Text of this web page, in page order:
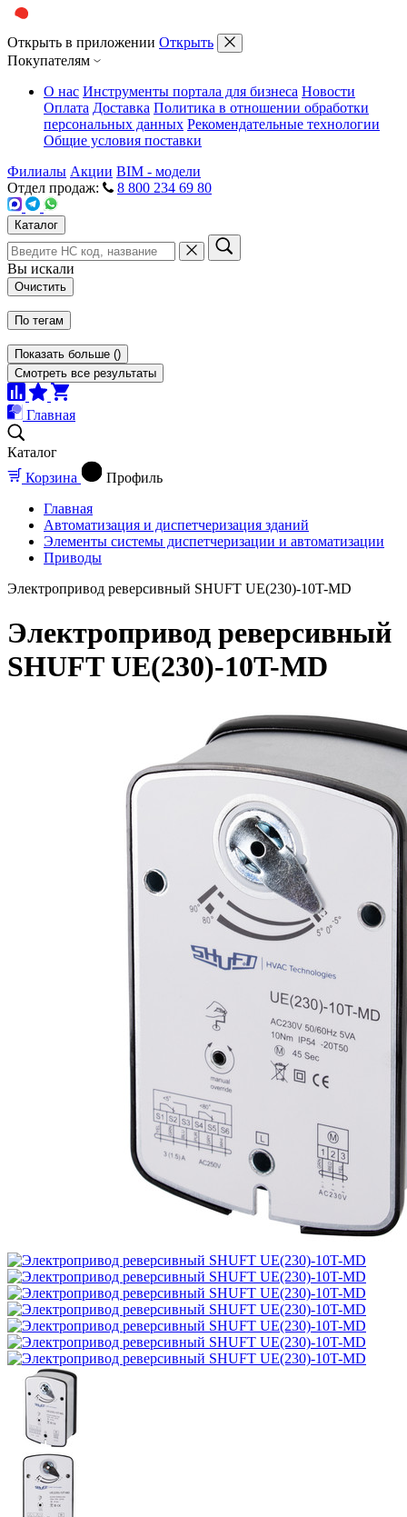
Открыть в приложении Открыть
Покупателям
О нас Инструменты портала для бизнеса Новости
Оплата Доставка Политика в отношении обработки
персональных данных Рекомендательные технологии
Общие условия поставки
Филиалы Акции BIM - модели
Отдел продаж:
8 800 234 69 80
Каталог
Вы искали
Очистить
По тегам
Показать больше ()
Смотреть все результаты
Главная
Каталог
Корзина
Профиль
Главная
Автоматизация и диспетчеризация зданий
Элементы системы диспетчеризации и автоматизации
Приводы
Электропривод реверсивный SHUFT UE(230)-10T-MD
Электропривод реверсивный
SHUFT UE(230)-10T-MD